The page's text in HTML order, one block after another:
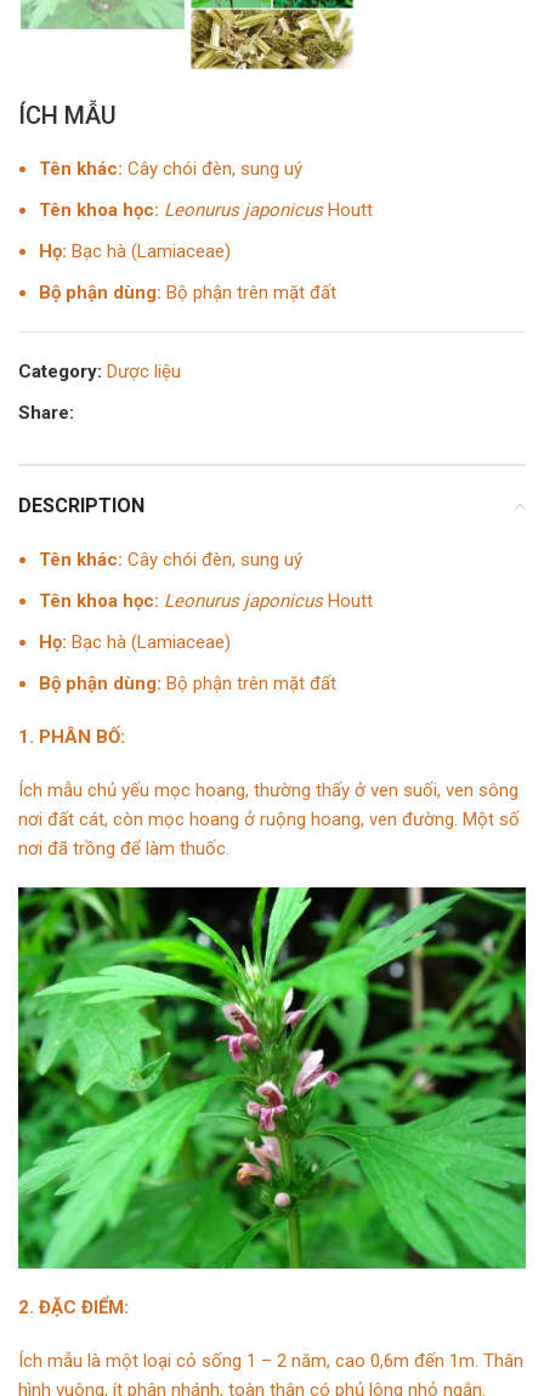
ÍCH MẪU
Tên khác: Cây chói đèn, sung uý
Tên khoa học: Leonurus japonicusHoutt
Họ: Bạc hà (Lamiaceae)
Bộ phận dùng: Bộ phận trên mặt đất
Category: Dược liệu
Share:
DESCRIPTION
Tên khác: Cây chói đèn, sung uý
Tên khoa học: Leonurus japonicusHoutt
Họ: Bạc hà (Lamiaceae)
Bộ phận dùng: Bộ phận trên mặt đất
1. PHÂN BỐ:
Ích mẫu chủ yếu mọc hoang, thường thấy ở ven suối, ven sông
nơi đất cát, còn mọc hoang ở ruộng hoang, ven đường. Một số
nơi đã trồng để làm thuốc.
2. ĐẶC ĐIỂM:
Ích mẫu là một loại cỏ sống 1 – 2 năm, cao 0,6m đến 1m. Thân
hình vuông, ít phân nhánh, toàn thân có phủ lông nhỏ ngắn.